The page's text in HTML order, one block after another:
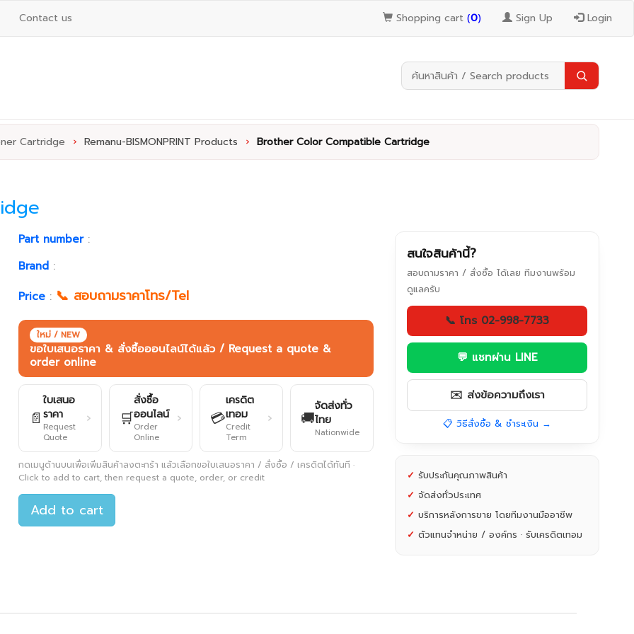
Contact us Shopping cart (0) Sign Up Login
Cartridge › Remanu-BISMONPRINT Products › Brother Color Compatible Cartridge
Part number:
Brand :
Price : 📞 สอบถามราคาโทร/Tel
ใหม่ / NEW
ขอใบเสนอราคา & สั่งซื้อออนไลน์ได้แล้ว / Request a quote &
order online
📄
ใบเสนอ
ราคา
Request
Quote
› 🛒
สั่งซื้อ
ออนไลน์
Order
Online
› 💳
เครดิต
เทอม
Credit
Term
› 🚚
จัดส่งทั่ว
ไทย
Nationwide
กดเมนูด้านบนเพื่อเพิ่มสินค้าลงตะกร้า แล้วเลือกขอใบเสนอราคา / สั่งซื้อ / เครดิตได้ทันที ·
Click to add to cart, then request a quote, order, or credit
Add to cart
สนใจสินค้านี้?
สอบถามราคา / สั่งซื้อ ได้เลย ทีมงานพร้อม
ดูแลครับ
📞 โทร 02-998-7733
💬 แชทผ่าน LINE
✉️ ส่งข้อความถึงเรา
📋 วิธีสั่งซื้อ & ชำระเงิน →
✓ รับประกันคุณภาพสินค้า
✓ จัดส่งทั่วประเทศ
✓ บริการหลังการขาย โดยทีมงานมืออาชีพ
✓ ตัวแทนจำหน่าย / องค์กร · รับเครดิตเทอม